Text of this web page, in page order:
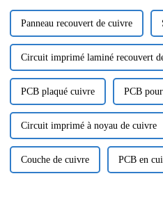
Panneau recouvert de cuivre
Circuit imprimé laminé recouvert
PCB plaqué cuivre PCB
Circuit imprimé à noyau de cuivre
Couche de cuivre PCB en